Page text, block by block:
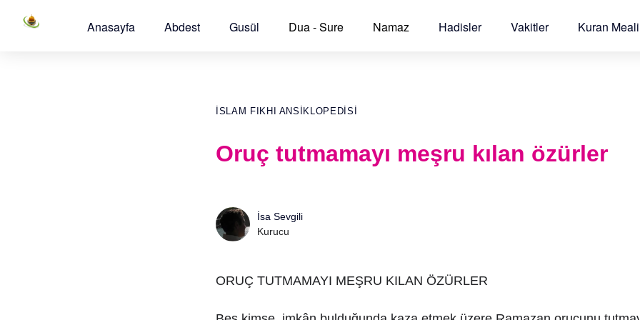
Anasayfa Abdest Gusül Dua - Sure Namaz Hadisler Vakitler Kuran Meali
İSLAM FIKHI ANSIKLOPEDISI
Oruç tutmamayı meşru kılan özürler
İsa Sevgili
Kurucu
ORUÇ TUTMAMAYI MEŞRU KILAN ÖZÜRLER